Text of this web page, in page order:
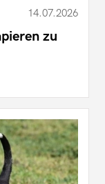
14.07.2026
zu